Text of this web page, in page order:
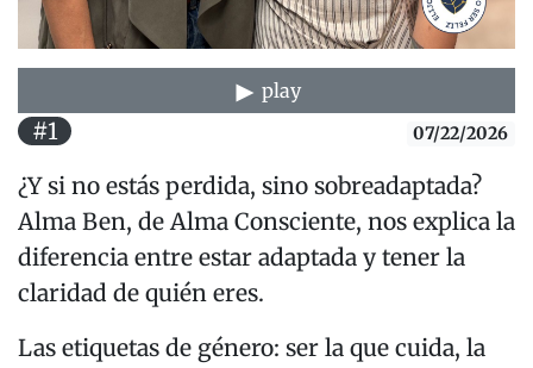
play
#1 07/22/2026
¿Y si no estás perdida, sino sobreadaptada?
Alma Ben, de Alma Consciente, nos explica la
diferencia entre estar adaptada y tener la
claridad de quién eres.
Las etiquetas de género: ser la que cuida, la